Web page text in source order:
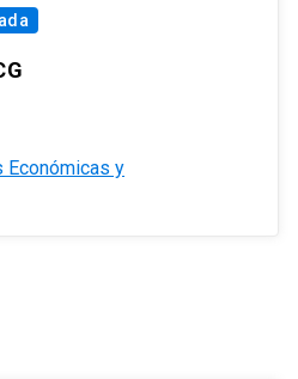
Económicas y